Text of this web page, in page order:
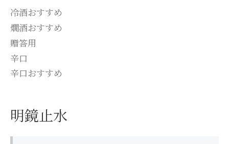
明鏡止水
冷酒おすすめ
燗酒おすすめ
贈答用
辛口
辛口おすすめ